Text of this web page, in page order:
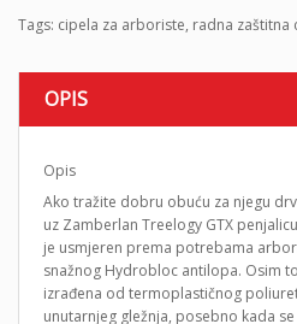
Tags: cipela za arboriste, radna zaštitna
OPIS
Opis
Ako tražite dobru obuću za njegu
uz Zamberlan Treelogy GTX
je usmjeren prema potrebama
snažnog Hydrobloc antilopa. Osim
izrađena od termoplastičnog
unutarnjeg gležnja, posebno kada